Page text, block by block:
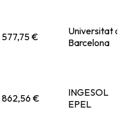
577,75 €
Universitat
Barcelona
862,56 €
INGESOL
EPEL